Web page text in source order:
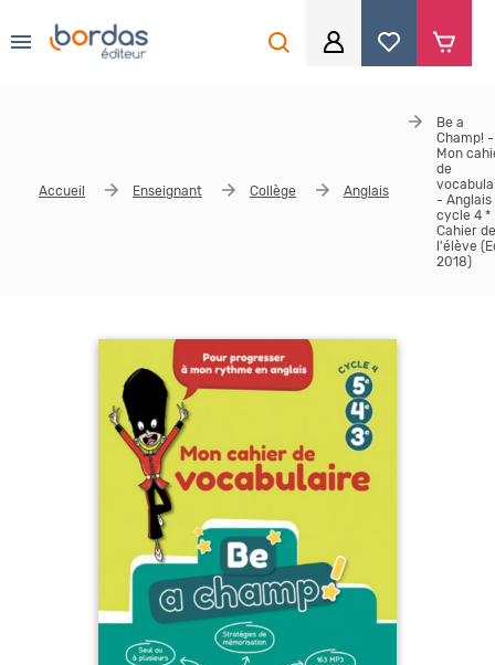
Se souvenir de moi
Mot de passe ou identifiant oublié
Bénéficiez de tarifs préférentiels
Téléchargez des ressources gratuites
Recevez des informations sur nos nouveautés
Accueil Enseignant Collège Anglais
Be a
Champ! -
Mon
de
- Anglais
cycle 4 *
Cahier de
l'élève
2018)